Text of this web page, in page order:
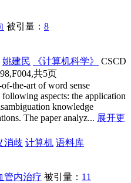
被引量： 8
姚建民 《计算机科学》
CSCD
共5页
the-art of word sense
aspects: the application
knowledge
The paper analyz... 展开更
消歧 计算机 语料库
管内治疗 被引量： 11